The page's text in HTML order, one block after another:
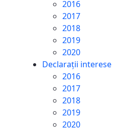
2016
2017
2018
2019
2020
Declarații interese
2016
2017
2018
2019
2020